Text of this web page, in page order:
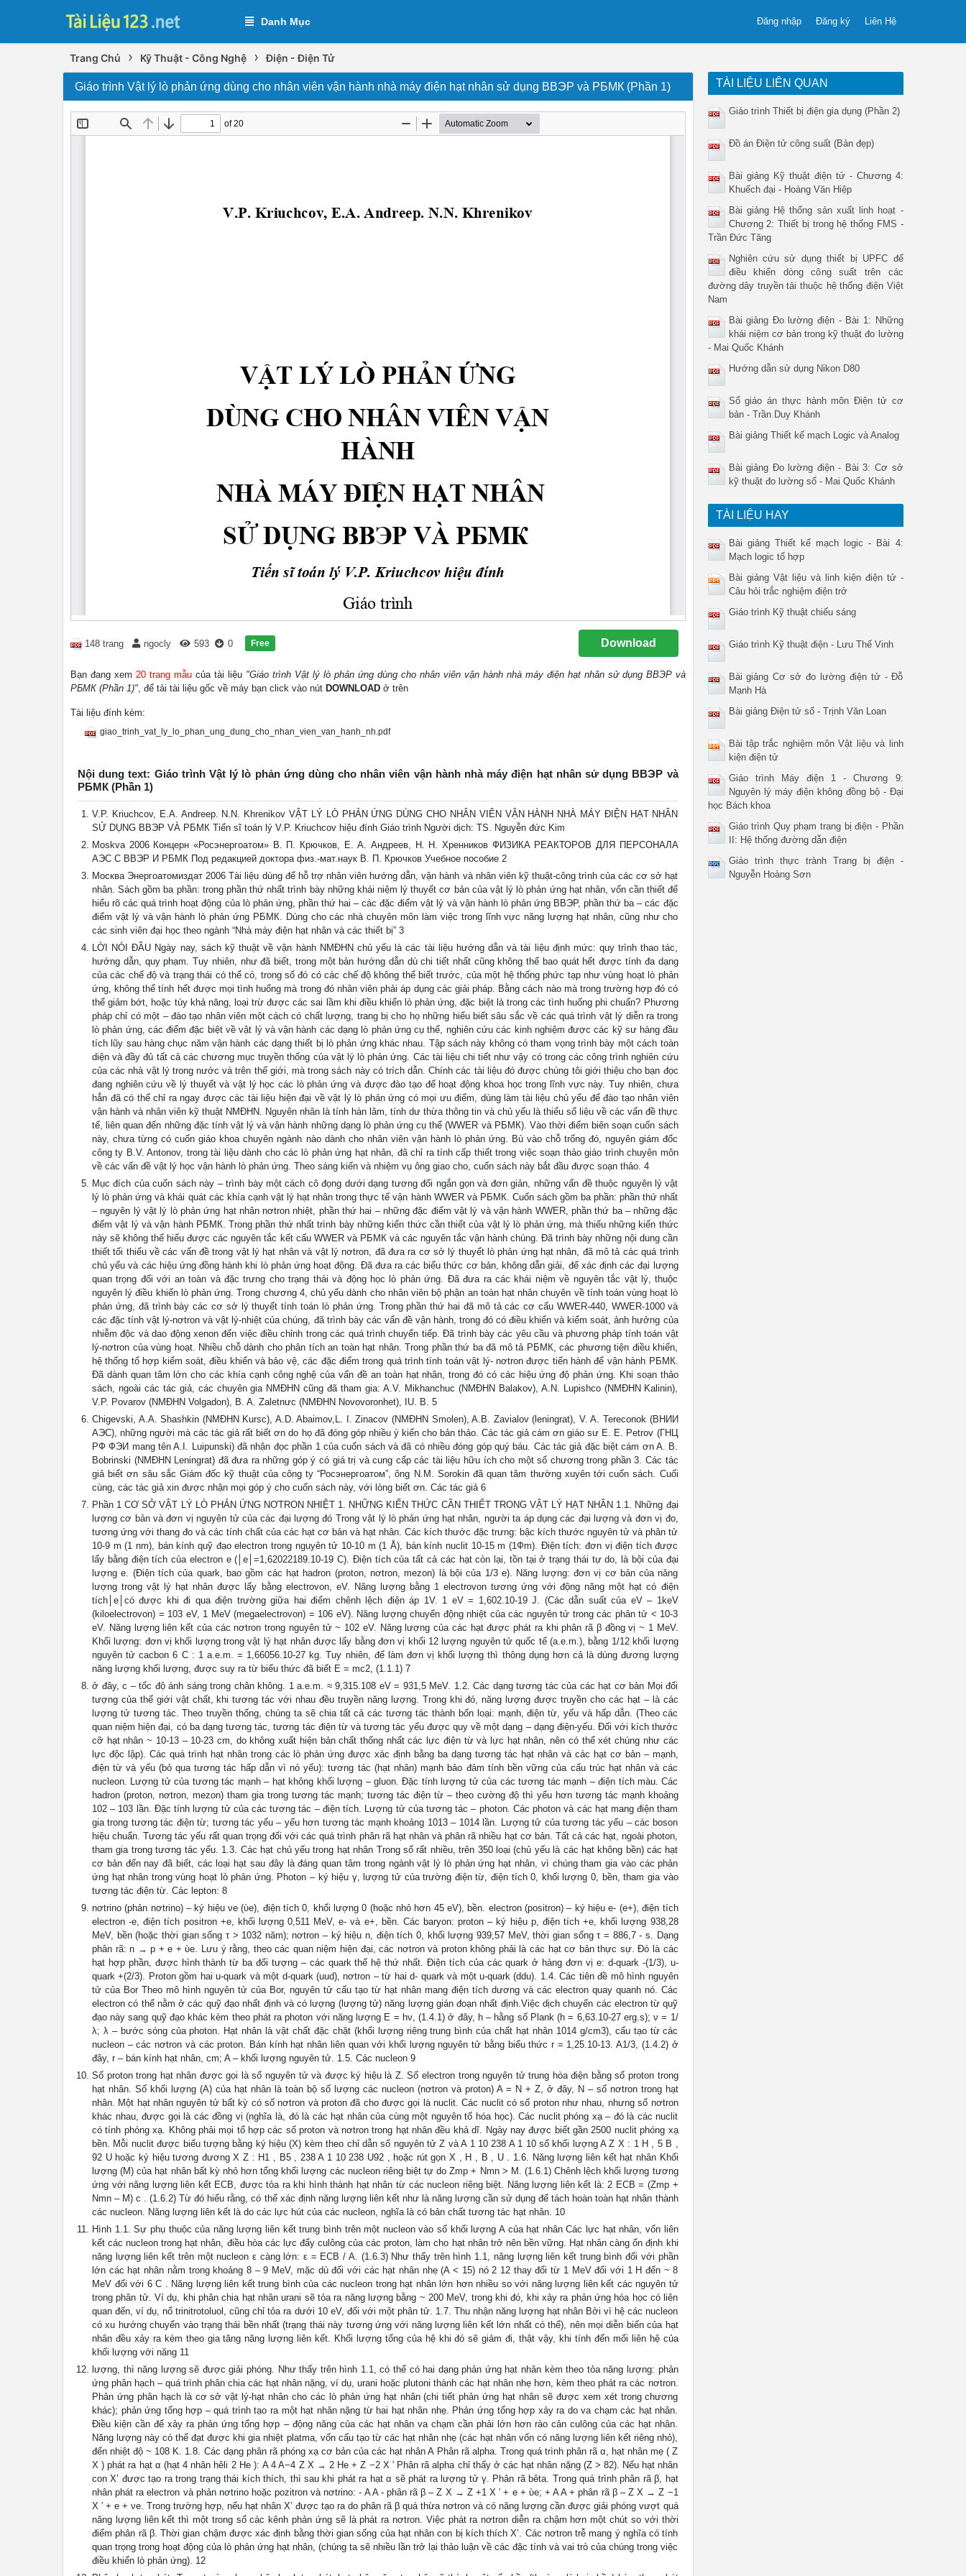
Danh Mục Liên Hệ
Đăng ký
Đăng nhập
Trang Chủ › Kỹ Thuật - Công Nghệ › Điện - Điện Tử
Giáo trình Vật lý lò phản ứng dùng cho nhân viên vận hành nhà máy điện hạt nhân sử dụng BBЭР và РБМК (Phần 1)
148 trang ngocly 593 0 Free Download
Bạn đang xem 20 trang mẫucủa tài liệu "Giáo trình Vật lý lò phản ứng dùng cho nhân viên vận hành nhà máy điện hạt nhân sử dụng BBЭР và
РБМК (Phần 1)", để tải tài liệu gốc về máy bạn click vào nút DOWNLOAD ở trên
Tài liệu đính kèm:
giao_trinh_vat_ly_lo_phan_ung_dung_cho_nhan_vien_van_hanh_nh.pdf
Nội dung text: Giáo trình Vật lý lò phản ứng dùng cho nhân viên vận hành nhà máy điện hạt nhân sử dụng BBЭР và
РБМК (Phần 1)
V.P. Kriuchcov, E.A. Andreep. N.N. Khrenikov VẬT LÝ LÒ PHẢN ỨNG DÙNG CHO NHÂN VIÊN VẬN HÀNH NHÀ MÁY ĐIỆN HẠT NHÂN
SỬ DỤNG BBЭР VÀ РБМК Tiến sĩ toán lý V.P. Kriuchcov hiệu đính Giáo trình Người dịch: TS. Nguyễn đức Kim
Moskva 2006 Концерн «Росэнергоатом» В. П. Крючков, Е. А. Андреев, Н. Н. Хренников ФИЗИКА РЕАКТОРОВ ДЛЯ ПЕРСОНАЛА
АЭС С ВВЭР И РБМК Под редакцией доктора физ.-мат.наук В. П. Крючков Учебное пособие 2
Москва Энергоатомиздат 2006 Tài liệu dùng để hỗ trợ nhân viên hướng dẫn, vận hành và nhân viên kỹ thuật-công trình của các cơ sở hạt
nhân. Sách gồm ba phần: trong phần thứ nhất trình bày những khái niệm lý thuyết cơ bản của vật lý lò phản ứng hạt nhân, vốn cần thiết để
hiểu rõ các quá trình hoạt động của lò phản ứng, phần thứ hai – các đặc điểm vật lý và vận hành lò phản ứng BBЭР, phần thứ ba – các đặc
điểm vật lý và vận hành lò phản ứng РБМК. Dùng cho các nhà chuyên môn làm việc trong lĩnh vực năng lượng hạt nhân, cũng như cho
các sinh viên đại học theo ngành “Nhà máy điện hạt nhân và các thiết bị” 3
LỜI NÓI ĐẦU Ngày nay, sách kỹ thuật về vận hành NMĐHN chủ yếu là các tài liệu hướng dẫn và tài liệu định mức: quy trình thao tác,
hướng dẫn, quy phạm. Tuy nhiên, như đã biết, trong một bản hướng dẫn dù chi tiết nhất cũng không thể bao quát hết được tính đa dạng
của các chế độ và trạng thái có thể có, trong số đó có các chế độ không thể biết trước, của một hệ thống phức tạp như vùng hoạt lò phản
ứng, không thể tính hết được mọi tình huống mà trong đó nhân viên phải áp dụng các giải pháp. Bằng cách nào mà trong trường hợp đó có
thể giảm bớt, hoặc tùy khả năng, loại trừ được các sai lầm khi điều khiển lò phản ứng, đặc biệt là trong các tình huống phi chuẩn? Phương
pháp chỉ có một – đào tạo nhân viên một cách có chất lượng, trang bị cho họ những hiểu biết sâu sắc về các quá trình vật lý diễn ra trong
lò phản ứng, các điểm đặc biệt về vật lý và vận hành các dạng lò phản ứng cụ thể, nghiên cứu các kinh nghiệm được các kỹ sư hàng đầu
tích lũy sau hàng chục năm vận hành các dạng thiết bị lò phản ứng khác nhau. Tập sách này không có tham vọng trình bày một cách toàn
diện và đầy đủ tất cả các chương mục truyền thống của vật lý lò phản ứng. Các tài liệu chi tiết như vậy có trong các công trình nghiên cứu
của các nhà vật lý trong nước và trên thế giới, mà trong sách này có trích dẫn. Chính các tài liệu đó được chúng tôi giới thiệu cho bạn đọc
đang nghiên cứu về lý thuyết và vật lý học các lò phản ứng và được đào tạo để hoạt động khoa học trong lĩnh vực này. Tuy nhiên, chưa
hẳn đã có thể chỉ ra ngay được các tài liệu hiện đại về vật lý lò phản ứng có mọi ưu điểm, dùng làm tài liệu chủ yếu để đào tạo nhân viên
vận hành và nhân viên kỹ thuật NMĐHN. Nguyên nhân là tính hàn lâm, tính dư thừa thông tin và chủ yếu là thiếu số liệu về các vấn đề thực
tế, liên quan đến những đặc tính vật lý và vận hành những dạng lò phản ứng cụ thể (WWER và РБМК). Vào thời điểm biên soạn cuốn sách
này, chưa từng có cuốn giáo khoa chuyên ngành nào dành cho nhân viên vận hành lò phản ứng. Bù vào chỗ trống đó, nguyên giám đốc
công ty B.V. Antonov, trong tài liệu dành cho các lò phản ứng hạt nhân, đã chỉ ra tính cấp thiết trong việc soạn thảo giáo trình chuyên môn
về các vấn đề vật lý học vận hành lò phản ứng. Theo sáng kiến và nhiệm vụ ông giao cho, cuốn sách này bắt đầu được soạn thảo. 4
Mục đích của cuốn sách này – trình bày một cách cô đọng dưới dạng tương đối ngắn gọn và đơn giản, những vấn đề thuộc nguyên lý vật
lý lò phản ứng và khái quát các khía cạnh vật lý hạt nhân trong thực tế vận hành WWER và РБМК. Cuốn sách gồm ba phần: phần thứ nhất
– nguyên lý vật lý lò phản ứng hạt nhân nơtron nhiệt, phần thứ hai – những đặc điểm vật lý và vận hành WWER, phần thứ ba – những đặc
điểm vật lý và vận hành РБМК. Trong phần thứ nhất trình bày những kiến thức cần thiết của vật lý lò phản ứng, mà thiếu những kiến thức
này sẽ không thể hiểu được các nguyên tắc kết cấu WWER và РБМК và các nguyên tắc vận hành chúng. Đã trình bày những nội dung cần
thiết tối thiểu về các vấn đề trong vật lý hạt nhân và vật lý nơtron, đã đưa ra cơ sở lý thuyết lò phản ứng hạt nhân, đã mô tả các quá trình
chủ yếu và các hiệu ứng đồng hành khi lò phản ứng hoạt động. Đã đưa ra các biểu thức cơ bản, không dẫn giải, để xác định các đại lượng
quan trọng đối với an toàn và đặc trưng cho trạng thái và động học lò phản ứng. Đã đưa ra các khái niệm về nguyên tắc vật lý, thuộc
nguyên lý điều khiển lò phản ứng. Trong chương 4, chủ yếu dành cho nhân viên bộ phận an toàn hạt nhân chuyên về tính toán vùng hoạt lò
phản ứng, đã trình bày các cơ sở lý thuyết tính toán lò phản ứng. Trong phần thứ hai đã mô tả các cơ cấu WWER-440, WWER-1000 và
các đặc tính vật lý-nơtron và vật lý-nhiệt của chúng, đã trình bày các vấn đề vận hành, trong đó có điều khiển và kiểm soát, ảnh hưởng của
nhiễm độc và dao động xenon đến việc điều chỉnh trong các quá trình chuyển tiếp. Đã trình bày các yêu cầu và phương pháp tính toán vật
lý-nơtron của vùng hoạt. Nhiều chỗ dành cho phân tích an toàn hạt nhân. Trong phần thứ ba đã mô tả РБМК, các phương tiện điều khiển,
hệ thống tổ hợp kiểm soát, điều khiển và bảo vệ, các đặc điểm trong quá trình tính toán vật lý- nơtron được tiến hành để vận hành РБМК.
Đã dành quan tâm lớn cho các khía cạnh công nghệ của vấn đề an toàn hạt nhân, trong đó có các hiệu ứng độ phản ứng. Khi soạn thảo
sách, ngoài các tác giả, các chuyên gia NMĐHN cũng đã tham gia: A.V. Mikhanchuc (NMĐHN Balakov), A.N. Lupishco (NMĐHN Kalinin),
V.P. Povarov (NMĐHN Volgadon), B. A. Zaletnưc (NMĐHN Novovoronhet), IU. B. 5
Chigevski, A.A. Shashkin (NMĐHN Kursc), A.D. Abaimov,L. I. Zinacov (NMĐHN Smolen), A.B. Zavialov (leningrat), V. A. Tereconok (ВНИИ
АЭС), những người mà các tác giả rất biết ơn do họ đã đóng góp nhiều ý kiến cho bản thảo. Các tác giả cám ơn giáo sư E. E. Petrov (ГНЦ
РФ ФЭИ mang tên A.I. Luipunski) đã nhận đọc phần 1 của cuốn sách và đã có nhiều đóng góp quý báu. Các tác giả đặc biệt cám ơn A. B.
Bobrinski (NMĐHN Leningrat) đã đưa ra những góp ý có giá trị và cung cấp các tài liệu hữu ích cho một số chương trong phần 3. Các tác
giả biết ơn sâu sắc Giám đốc kỹ thuật của công ty “Росэнергоатом”, ông N.M. Sorokin đã quan tâm thường xuyên tới cuốn sách. Cuối
cùng, các tác giả xin được nhận mọi góp ý cho cuốn sách này, với lòng biết ơn. Các tác giả 6
Phần 1 CƠ SỞ VẬT LÝ LÒ PHẢN ỨNG NƠTRON NHIỆT 1. NHỮNG KIẾN THỨC CẦN THIẾT TRONG VẬT LÝ HẠT NHÂN 1.1. Những đại
lượng cơ bản và đơn vị nguyên tử của các đại lượng đó Trong vật lý lò phản ứng hạt nhân, người ta áp dụng các đại lượng và đơn vị đo,
tương ứng với thang đo và các tính chất của các hạt cơ bản và hạt nhân. Các kích thước đặc trưng: bậc kích thước nguyên tử và phân tử
10-9 m (1 nm), bán kính quỹ đạo electron trong nguyên tử 10-10 m (1 Å), bán kính nuclit 10-15 m (1Фm). Điện tích: đơn vị điện tích được
lấy bằng điện tích của electron e (│e│=1,62022189.10-19 C). Điện tích của tất cả các hạt còn lại, tồn tại ở trạng thái tự do, là bội của đại
lượng e. (Điện tích của quark, bao gồm các hạt hadron (proton, nơtron, mezon) là bội của 1/3 e). Năng lượng: đơn vị cơ bản của năng
lượng trong vật lý hạt nhân được lấy bằng electrovon, eV. Năng lượng bằng 1 electrovon tương ứng với động năng một hạt có điện
tích│e│có được khi đi qua điện trường giữa hai điểm chênh lệch điện áp 1V. 1 eV = 1,602.10-19 J. (Các dẫn suất của eV – 1keV
(kiloelectrovon) = 103 eV, 1 MeV (megaelectrovon) = 106 eV). Năng lượng chuyển động nhiệt của các nguyên tử trong các phân tử < 10-3
eV. Năng lượng liên kết của các nơtron trong nguyên tử ~ 102 eV. Năng lượng của các hạt được phát ra khi phân rã β đồng vị ~ 1 MeV.
Khối lượng: đơn vị khối lượng trong vật lý hạt nhân được lấy bằng đơn vị khối 12 lượng nguyên tử quốc tế (a.e.m.), bằng 1/12 khối lượng
nguyên tử cacbon 6 C : 1 a.e.m. = 1,66056.10-27 kg. Tuy nhiên, để làm đơn vị khối lượng thì thông dụng hơn cả là dùng đương lượng
năng lượng khối lượng, được suy ra từ biểu thức đã biết E = mc2, (1.1.1) 7
ở đây, c – tốc độ ánh sáng trong chân không. 1 a.e.m. ≈ 9,315.108 eV = 931,5 MeV. 1.2. Các dạng tương tác của các hạt cơ bản Mọi đối
tượng của thế giới vật chất, khi tương tác với nhau đều truyền năng lượng. Trong khi đó, năng lượng được truyền cho các hạt – là các
lượng tử tương tác. Theo truyền thống, chúng ta sẽ chia tất cả các tương tác thành bốn loại: mạnh, điện từ, yếu và hấp dẫn. (Theo các
quan niệm hiện đại, có ba dạng tương tác, tương tác điện từ và tương tác yếu được quy về một dạng – dạng điện-yếu. Đối với kích thước
cỡ hạt nhân ~ 10-13 – 10-23 cm, do không xuất hiện bản chất thống nhất các lực điện từ và lực hạt nhân, nên có thể xét chúng như các
lực độc lập). Các quá trình hạt nhân trong các lò phản ứng được xác định bằng ba dạng tương tác hạt nhân và các hạt cơ bản – mạnh,
điện từ và yếu (bỏ qua tương tác hấp dẫn vì nó yếu): tương tác (hạt nhân) mạnh bảo đảm tính bền vững của cấu trúc hạt nhân và các
nucleon. Lượng tử của tương tác mạnh – hạt không khối lượng – gluon. Đặc tính lượng tử của các tương tác mạnh – điện tích màu. Các
hadron (proton, nơtron, mezon) tham gia trong tương tác mạnh; tương tác điện từ – theo cường độ thì yếu hơn tương tác mạnh khoảng
102 – 103 lần. Đặc tính lượng tử của các tương tác – điện tích. Lượng tử của tương tác – photon. Các photon và các hạt mang điện tham
gia trong tương tác điện từ; tương tác yếu – yếu hơn tương tác mạnh khoảng 1013 – 1014 lần. Lượng tử của tương tác yếu – các boson
hiệu chuẩn. Tương tác yếu rất quan trọng đối với các quá trình phân rã hạt nhân và phân rã nhiều hạt cơ bản. Tất cả các hạt, ngoài photon,
tham gia trong tương tác yếu. 1.3. Các hạt chủ yếu trong hạt nhân Trong số rất nhiều, trên 350 loại (chủ yếu là các hạt không bền) các hạt
cơ bản đến nay đã biết, các loại hạt sau đây là đáng quan tâm trong ngành vật lý lò phản ứng hạt nhân, vì chúng tham gia vào các phản
ứng hạt nhân trong vùng hoạt lò phản ứng. Photon – ký hiệu γ, lượng tử của trường điện từ, điện tích 0, khối lượng 0, bền, tham gia vào
tương tác điện từ. Các lepton: 8
nơtrino (phản nơtrino) – ký hiệu νe (ὺe), điện tích 0, khối lượng 0 (hoặc nhỏ hơn 45 eV), bền. electron (positron) – ký hiệu e- (e+), điện tích
electron -e, điện tích positron +e, khối lượng 0,511 MeV, e- và e+, bền. Các baryon: proton – ký hiệu p, điện tích +e, khối lượng 938,28
MeV, bền (hoặc thời gian sống τ > 1032 năm); nơtron – ký hiệu n, điện tích 0, khối lượng 939,57 MeV, thời gian sống τ = 886,7 - s. Dạng
phân rã: n → p + e + ὺe. Lưu ý rằng, theo các quan niệm hiện đại, các nơtron và proton không phải là các hạt cơ bản thực sự. Đó là các
hạt hợp phần, được hình thành từ ba đối tượng – các quark thế hệ thứ nhất. Điện tích của các quark ở hàng đơn vị e: d-quark -(1/3), u-
quark +(2/3). Proton gồm hai u-quark và một d-quark (uud), nơtron – từ hai d- quark và một u-quark (ddu). 1.4. Các tiên đề mô hình nguyên
tử của Bor Theo mô hình nguyên tử của Bor, nguyên tử cấu tạo từ hạt nhân mang điện tích dương và các electron quay quanh nó. Các
electron có thể nằm ở các quỹ đạo nhất định và có lượng (lượng tử) năng lượng gián đoạn nhất định.Việc dịch chuyển các electron từ quỹ
đạo này sang quỹ đạo khác kèm theo phát ra photon với năng lượng E = hν, (1.4.1) ở đây, h – hằng số Plank (h = 6,63.10-27 erg.s); ν = 1/
λ; λ – bước sóng của photon. Hạt nhân là vật chất đặc chặt (khối lượng riêng trung bình của chất hạt nhân 1014 g/cm3), cấu tạo từ các
nucleon – các nơtron và các proton. Bán kính hạt nhân liên quan với khối lượng nguyên tử bằng biểu thức r = 1,25.10-13. A1/3, (1.4.2) ở
đây, r – bán kính hạt nhân, cm; A – khối lượng nguyên tử. 1.5. Các nucleon 9
Số proton trong hạt nhân được gọi là số nguyên tử và được ký hiệu là Z. Số electron trong nguyên tử trung hòa điện bằng số proton trong
hạt nhân. Số khối lượng (A) của hạt nhân là toàn bộ số lượng các nucleon (nơtron và proton) A = N + Z, ở đây, N – số nơtron trong hạt
nhân. Một hạt nhân nguyên tử bất kỳ có số nơtron và proton đã cho được gọi là nuclit. Các nuclit có số proton như nhau, nhưng số nơtron
khác nhau, được gọi là các đồng vị (nghĩa là, đó là các hạt nhân của cùng một nguyên tố hóa học). Các nuclit phóng xạ – đó là các nuclit
có tính phóng xạ. Không phải mọi tổ hợp các số proton và nơtron trong hạt nhân đều khả dĩ. Ngày nay được biết gần 2500 nuclit phóng xạ
bền. Mỗi nuclit được biểu tượng bằng ký hiệu (X) kèm theo chỉ dẫn số nguyên tử Z và A 1 10 238 A 1 10 số khối lượng A Z X : 1 H , 5 B ,
92 U hoặc ký hiệu tương đương X Z : H1 , B5 , 238 A 1 10 238 U92 , hoặc rút gọn X , H , B , U . 1.6. Năng lượng liên kết hạt nhân Khối
lượng (M) của hạt nhân bất kỳ nhỏ hơn tổng khối lượng các nucleon riêng biệt tự do Zmp + Nmn > M. (1.6.1) Chênh lệch khối lượng tương
ứng với năng lượng liên kết ECB, được tỏa ra khi hình thành hạt nhân từ các nucleon riêng biệt. Năng lượng liên kết là: 2 ECB = (Zmp +
Nmn – M) c . (1.6.2) Từ đó hiểu rằng, có thể xác định năng lượng liên kết như là năng lượng cần sử dụng để tách hoàn toàn hạt nhân thành
các nucleon. Năng lượng liên kết là do các lực hút của các nucleon, nghĩa là có bản chất tương tác hạt nhân. 10
Hình 1.1. Sự phụ thuộc của năng lượng liên kết trung bình trên một nucleon vào số khối lượng A của hạt nhân Các lực hạt nhân, vốn liên
kết các nucleon trong hạt nhân, điều hòa các lực đẩy culông của các proton, làm cho hạt nhân trở nên bền vững. Hạt nhân càng ổn định khi
năng lượng liên kết trên một nucleon ε càng lớn: ε = ECB / A. (1.6.3) Như thấy trên hình 1.1, năng lượng liên kết trung bình đối với phần
lớn các hạt nhân nằm trong khoảng 8 – 9 MeV, mặc dù đối với các hạt nhân nhẹ (A < 15) nó 2 12 thay đổi từ 1 MeV đối với 1 H đến ~ 8
MeV đối với 6 C . Năng lượng liên kết trung bình của các nucleon trong hạt nhân lớn hơn nhiều so với năng lượng liên kết các nguyên tử
trong phân tử. Ví dụ, khi phân chia hạt nhân urani sẽ tỏa ra năng lượng bằng ~ 200 MeV, trong khi đó, khi xảy ra phản ứng hóa học có liên
quan đến, ví dụ, nổ trinitrotoluol, cũng chỉ tỏa ra dưới 10 eV, đối với một phân tử. 1.7. Thu nhận năng lượng hạt nhân Bởi vì hệ các nucleon
có xu hướng chuyển vào trạng thái bền nhất (trạng thái này tương ứng với năng lượng liên kết lớn nhất có thể), nên mọi diễn biến của hạt
nhân đều xảy ra kèm theo gia tăng năng lượng liên kết. Khối lượng tổng của hệ khi đó sẽ giảm đi, thật vậy, khi tính đến mối liên hệ của
khối lượng với năng 11
lượng, thì năng lượng sẽ được giải phóng. Như thấy trên hình 1.1, có thể có hai dạng phản ứng hạt nhân kèm theo tỏa năng lượng: phản
ứng phân hạch – quá trình phân chia các hạt nhân nặng, ví dụ, urani hoặc plutoni thành các hạt nhân nhẹ hơn, kèm theo phát ra các nơtron.
Phản ứng phân hạch là cơ sở vật lý-hạt nhân cho các lò phản ứng hạt nhân (chi tiết phản ứng hạt nhân sẽ được xem xét trong chương
khác); phản ứng tổng hợp – quá trình tạo ra một hạt nhân nặng từ hai hạt nhân nhẹ. Phản ứng tổng hợp xảy ra do va chạm các hạt nhân.
Điều kiện cần để xảy ra phản ứng tổng hợp – động năng của các hạt nhân va chạm cần phải lớn hơn rào cản culông của các hạt nhân.
Năng lượng này có thể đạt được khi gia nhiệt platma, vốn cấu tạo từ các hạt nhân nhẹ (các hạt nhân vốn có năng lượng liên kết riêng nhỏ),
đến nhiệt độ ~ 108 K. 1.8. Các dạng phân rã phóng xạ cơ bản của các hạt nhân A Phân rã alpha. Trong quá trình phân rã α, hạt nhân mẹ ( Z
X ) phát ra hạt α (hạt 4 nhân hêli 2 He ): A 4 A−4 Z X → 2 He + Z −2 X ′ Phân rã alpha chỉ thấy ở các hạt nhân nặng (Z > 82). Nếu hạt nhân
con X’ được tạo ra trong trạng thái kích thích, thì sau khi phát ra hạt α sẽ phát ra lượng tử γ. Phân rã bêta. Trong quá trình phân rã β, hạt
nhân phát ra electron và phản nơtrino hoặc pozitron và nơtrino: - A A - phân rã β – Z X → Z +1 X ′ + e + ὺe; + A A + phân rã β – Z X → Z −1
X ′ + e + νe. Trong trường hợp, nếu hạt nhân X’ được tạo ra do phân rã β quá thừa nơtron và có năng lượng cần được giải phóng vượt quá
năng lượng liên kết thì một trong số các kênh phản ứng sẽ là phát ra nơtron. Việc phát ra nơtron diễn ra chậm hơn một chút so với thời
điểm phân rã β. Thời gian chậm được xác định bằng thời gian sống của hạt nhân con bị kích thích X’. Các nơtron trễ mang ý nghĩa có tính
quan trọng trong hoạt động của lò phản ứng hạt nhân, (chúng ta sẽ nhiều lần trở lại thảo luận về các đặc tính và vai trò của chúng trong việc
điều khiển lò phản ứng). 12
TÀI LIỆU LIÊN QUAN
Giáo trình Thiết bị điện gia dụng (Phần 2)
Đồ án Điện tử công suất (Bản đẹp)
Bài giảng Kỹ thuật điện tử - Chương 4:
Khuếch đại - Hoàng Văn Hiệp
Bài giảng Hệ thống sản xuất linh hoạt -
Chương 2: Thiết bị trong hệ thống FMS -
Trần Đức Tăng
Nghiên cứu sử dụng thiết bị UPFC để
điều khiển dòng công suất trên các
đường dây truyền tải thuộc hệ thống điện Việt
Nam
Bài giảng Đo lường điện - Bài 1: Những
khái niệm cơ bản trong kỹ thuật đo lường
- Mai Quốc Khánh
Hướng dẫn sử dụng Nikon D80
Sổ giáo án thực hành môn Điện tử cơ
bản - Trần Duy Khánh
Bài giảng Thiết kế mạch Logic và Analog
Bài giảng Đo lường điện - Bài 3: Cơ sở
kỹ thuật đo lường số - Mai Quốc Khánh
TÀI LIỆU HAY
Bài giảng Thiết kế mạch logic - Bài 4:
Mạch logic tổ hợp
Bài giảng Vật liệu và linh kiện điện tử -
Câu hỏi trắc nghiệm điện trở
Giáo trình Kỹ thuật chiếu sáng
Giáo trình Kỹ thuật điện - Lưu Thế Vinh
Bài giảng Cơ sở đo lường điện tử - Đỗ
Mạnh Hà
Bài giảng Điện tử số - Trịnh Văn Loan
Bài tập trắc nghiệm môn Vật liệu và linh
kiện điện tử
Giáo trình Máy điện 1 - Chương 9:
Nguyên lý máy điện không đồng bộ - Đại
học Bách khoa
Giáo trình Quy phạm trang bị điện - Phần
II: Hệ thống đường dẫn điện
Giáo trình thực trành Trang bị điện -
Nguyễn Hoàng Sơn